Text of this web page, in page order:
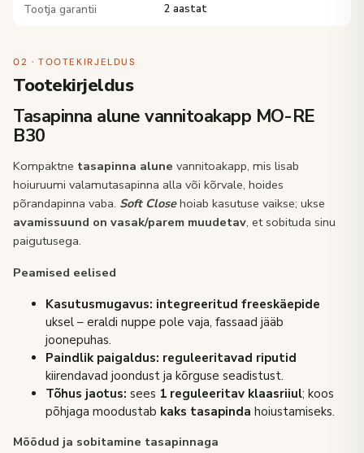
Tootja garantii 2 aastat
02 · TOOTEKIRJELDUS
Tootekirjeldus
Tasapinna alune vannitoakapp MO-RE
B30
Kompaktne tasapinna alune vannitoakapp, mis lisab
hoiuruumi valamutasapinna alla või kõrvale, hoides
põrandapinna vaba. Soft Closehoiab kasutuse vaikse; ukse
avamissuund on vasak/parem muudetav, et sobituda sinu
paigutusega.
Peamised eelised
Kasutusmugavus: integreeritud freeskäepide
uksel – eraldi nuppe pole vaja, fassaad jääb
joonepuhas.
Paindlik paigaldus: reguleeritavad riputid
kiirendavad joondust ja kõrguse seadistust.
Tõhus jaotus: sees 1 reguleeritav klaasriiul; koos
põhjaga moodustab kaks tasapinda hoiustamiseks.
Mõõdud ja sobitamine tasapinnaga